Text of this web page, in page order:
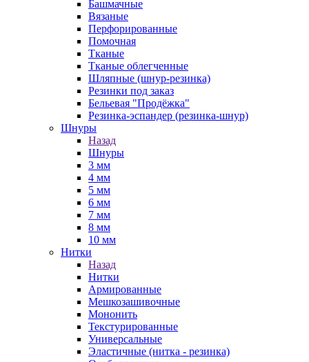
Башмачные
Вязаные
Перфорированные
Помочная
Тканые
Тканые облегченные
Шляпные (шнур-резинка)
Резинки под заказ
Бельевая "Продёжка"
Резинка-эспандер (резинка-шнур)
Шнуры
Назад
Шнуры
3 мм
4 мм
5 мм
6 мм
7 мм
8 мм
10 мм
Нитки
Назад
Нитки
Армированные
Мешкозашивочные
Мононить
Текстурированные
Универсальные
Эластичные (нитка - резинка)